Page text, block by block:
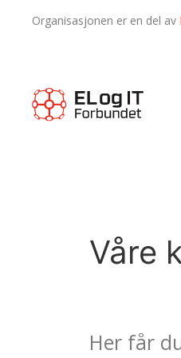
Organisasjonen er en del av
Våre
Her får